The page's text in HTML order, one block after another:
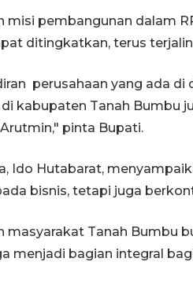
misi pembangunan dalam
ditingkatkan, terus
perusahaan yang ada di
kabupaten Tanah Bumbu
pinta Bupati.
Ido Hutabarat,
bisnis, tetapi juga
masyarakat Tanah Bumbu
menjadi bagian integral